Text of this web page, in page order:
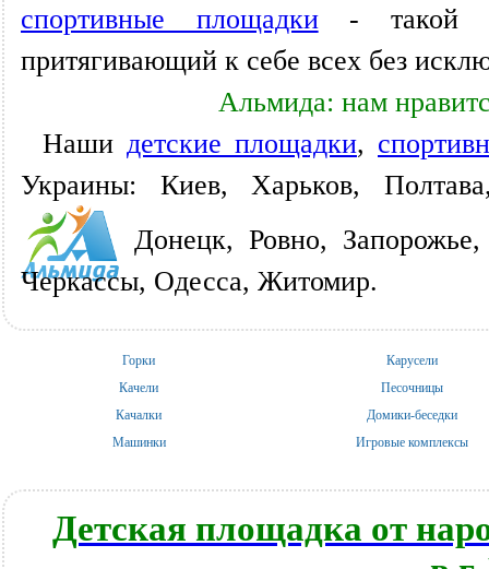
спортивные площадки- такой
притягивающий к себе всех без
Альмида: нам
Наши детские площадки,
Украины: Киев, Харьков,
Донецк, Ровно,
Черкассы, Одесса, Житомир.
Горки
Качели
Качалки
Машинки
Карусели
Песочницы
Домики-беседки
Игровые комплексы
Детская площадка от